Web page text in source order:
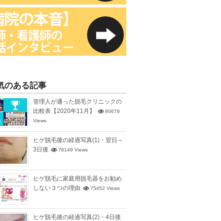
のある記事
管理人が通った脱毛クリニックの
比較表【2020年11月】
80679
Views
ヒゲ脱毛後の経過写真(1)・翌日～
3日後
76149 Views
ヒゲ脱毛に家庭用脱毛器をお勧め
しない３つの理由
75452 Views
ヒゲ脱毛後の経過写真(2)・4日後